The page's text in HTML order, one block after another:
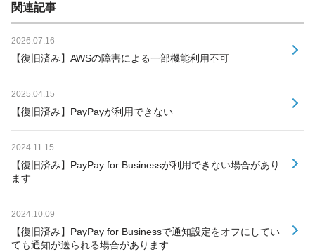
関連記事
2026.07.16
【復旧済み】AWSの障害による一部機能利用不可
2025.04.15
【復旧済み】PayPayが利用できない
2024.11.15
【復旧済み】PayPay for Businessが利用できない場合があり
ます
2024.10.09
【復旧済み】PayPay for Businessで通知設定をオフにしてい
ても通知が送られる場合があります